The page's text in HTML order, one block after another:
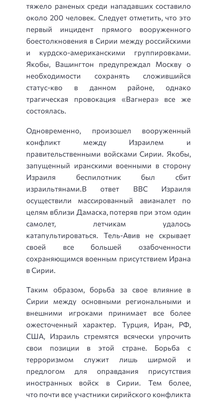
тяжело раненых среди нападавших составило
около 200 человек. Следует отметить, что это
первый инцидент прямого вооруженного
боестолкновения в Сирии между российскими
и курдско-американскими группировками.
Якобы, Вашингтон предупреждал Москву о
необходимости сохранять сложившийся
статус-кво в данном районе, однако
трагическая провокация «Вагнера» все же
состоялась.
Одновременно, произошел вооруженный
конфликт между Израилем и
правительственными войсками Сирии. Якобы,
запущенный иранскими военными в сторону
Израиля беспилотник был сбит
израильтянами.В ответ ВВС Израиля
осуществили массированный авианалет по
целям вблизи Дамаска, потеряв при этом один
самолет, летчикам удалось
катапультироваться. Тель-Авив не скрывает
своей все большей озабоченности
сохраняющимся военным присутствием Ирана
в Сирии.
Таким образом, борьба за свое влияние в
Сирии между основными региональными и
внешними игроками принимает все более
ожесточенный характер. Турция, Иран, РФ,
США, Израиль стремятся всячески упрочить
свои позиции в этой стране. Борьба с
терроризмом служит лишь ширмой и
предлогом для оправдания присутствия
иностранных войск в Сирии. Тем более,
что почти все участники сирийского конфликта